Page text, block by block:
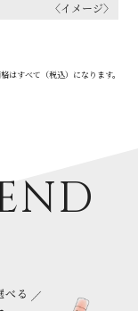
〈イメージ〉
はすべて（税込）になります。